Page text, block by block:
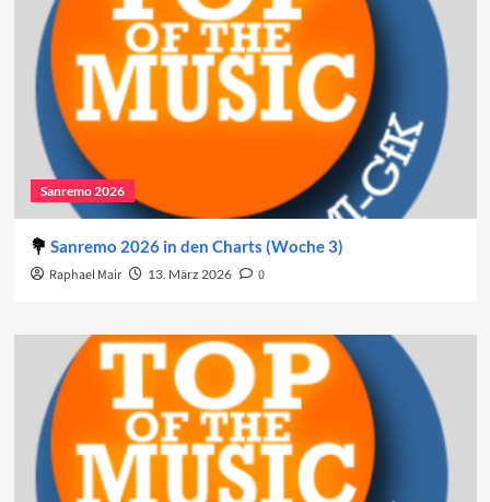
Sanremo 2026
Sanremo 2026 in den Charts (Woche 3)
Raphael Mair 13. März 2026 0